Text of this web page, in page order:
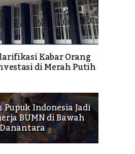
Kabar Orang
di Merah Putih
Pupuk Indonesia Jadi
BUMN di Bawah
Danantara